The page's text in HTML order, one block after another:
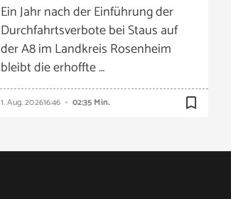
Ein Jahr nach der Einführung der
Durchfahrtsverbote bei Staus auf
der A8 im Landkreis Rosenheim
bleibt die erhoffte …
1. Aug. 202616:46 02:35 Min. bookmark_border